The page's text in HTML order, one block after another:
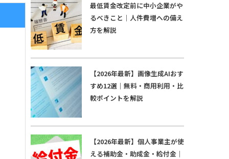
最低賃金改定前に中小企業がや
るべきこと｜人件費増への備え
方を解説
【2026年最新】画像生成AIおす
すめ12選｜無料・商用利用・比
較ポイントを解説
【2026年最新】個人事業主が使
える補助金・助成金・給付金｜